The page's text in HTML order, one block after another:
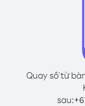
Quay số từ
sau:+